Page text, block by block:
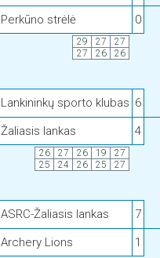
Perkūno strėlė 0
29 27
27
27
26 26
Lankininkų sporto klubas 6
Žaliasis lankas 4
26 27 26 19
27
25
24 26 25 27
ASRC-Žaliasis lankas 7
Archery Lions 1